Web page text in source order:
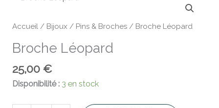
Accueil / Bijoux / Pins & Broches / Broche Léopard
Broche Léopard
25,00€
Disponibilité : 3 en stock
Broche